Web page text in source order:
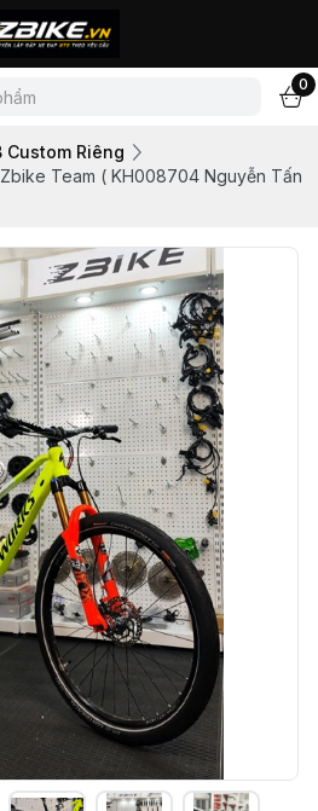
0
Custom Riêng
Team ( KH008704 Nguyễn Tấn